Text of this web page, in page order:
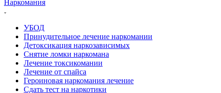
Наркомания
УБОД
Принудительное лечение наркомании
Детоксикация наркозависимых
Снятие ломки наркомана
Лечение токсикомании
Лечение от спайса
Героиновая наркомания лечение
Сдать тест на наркотики